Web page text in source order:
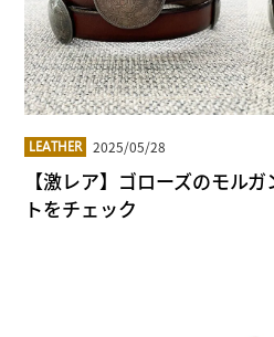
LEATHER 2025/05/28
【激レア】ゴローズのモル
トをチェック